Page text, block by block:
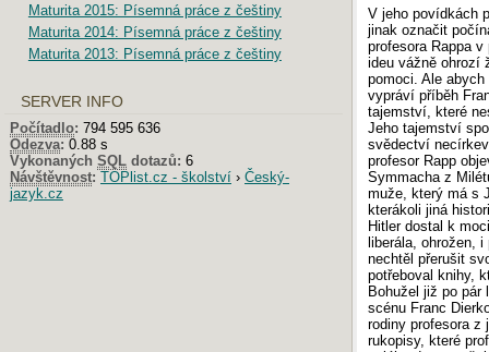
V jeho povídkách
jinak označit
profesora Rappa
ideu vážně ohrozí
pomoci. Ale
vypráví příběh
tajemství, které
Jeho tajemství
svědectví
profesor Rapp
Symmacha z
muže, který má s
kterákoli jiná
Hitler dostal k
liberála, ohrožen,
nechtěl přerušit
potřeboval knihy,
Bohužel již po pár
scénu Franc
rodiny profesora z
rukopisy, které
Maturita 2015: Písemná práce z češtiny
Maturita 2014: Písemná práce z češtiny
Maturita 2013: Písemná práce z češtiny
SERVER INFO
Počítadlo: 794 595 636
Odezva: 0.88 s
Vykonaných SQLdotazů: 6
Návštěvnost: TOPlist.cz - školství› Český-
jazyk.cz